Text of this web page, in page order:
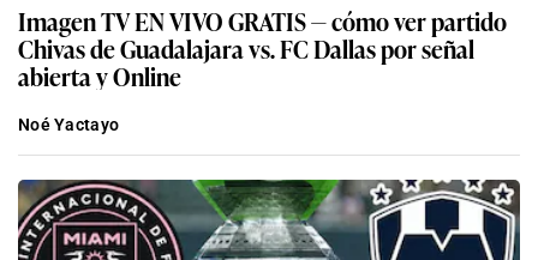
Imagen TV EN VIVO GRATIS — cómo ver partido
Chivas de Guadalajara vs. FC Dallas por señal
abierta y Online
Noé Yactayo